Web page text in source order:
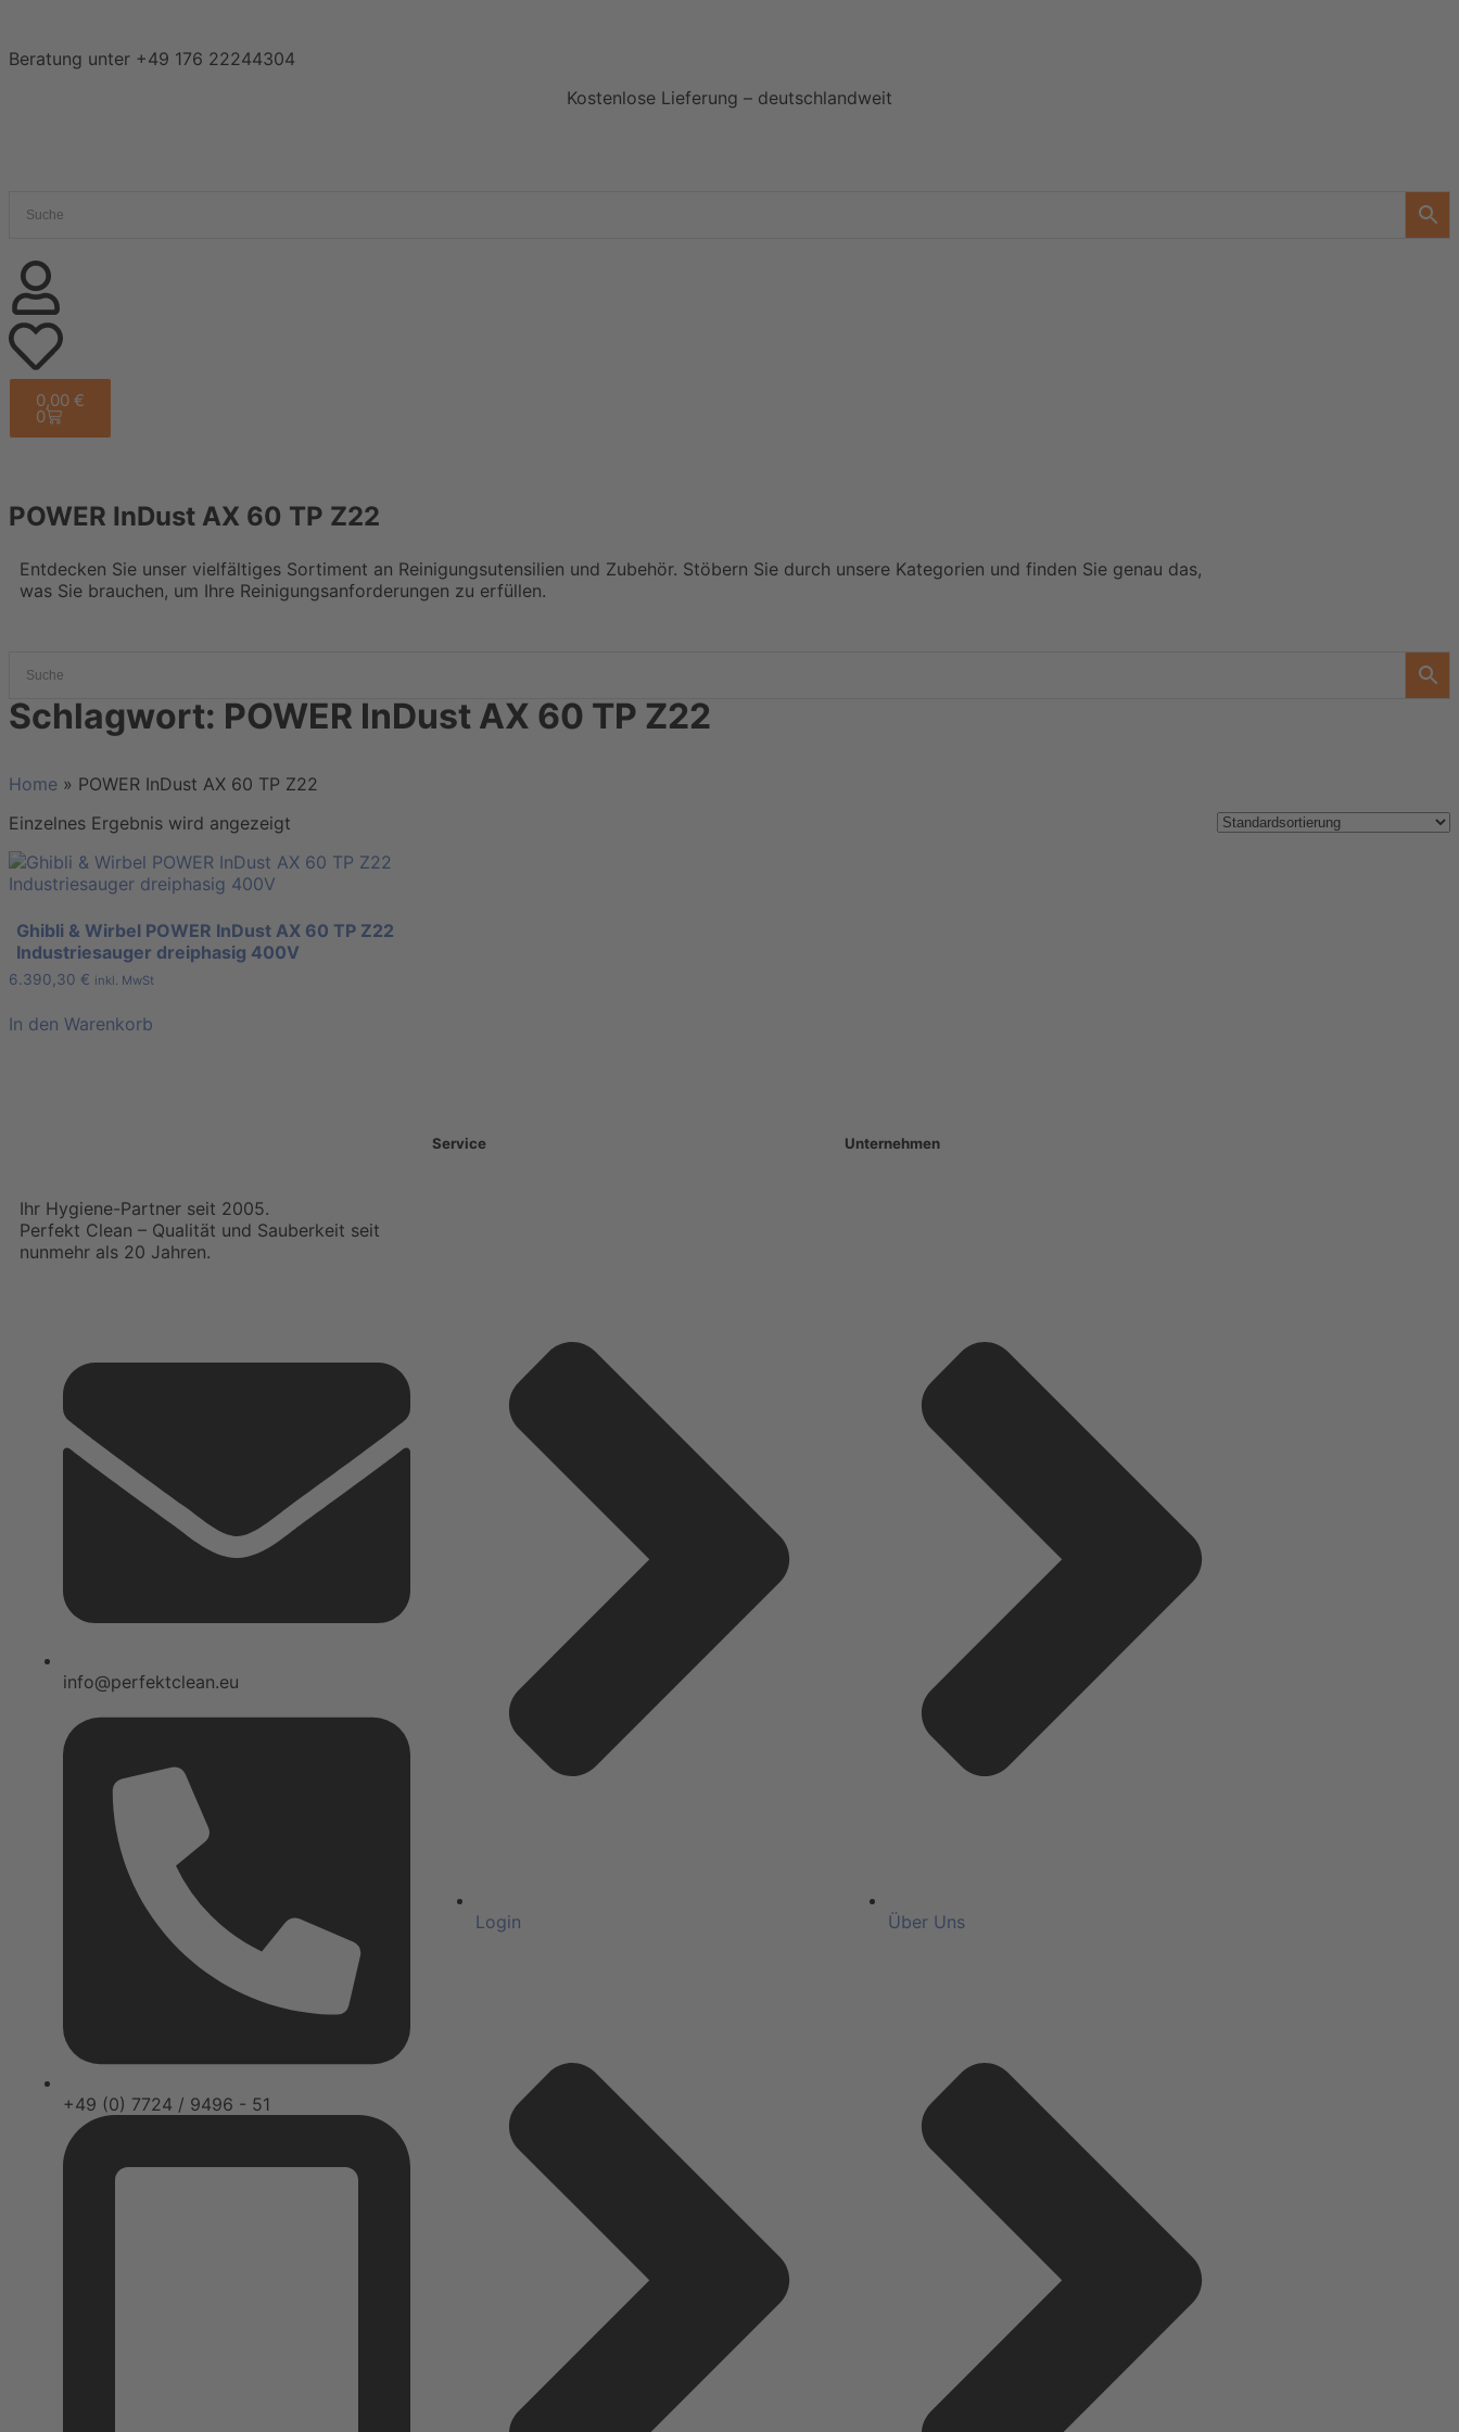
Beratung unter +49 176 22244304
Kostenlose Lieferung – deutschlandweit
0,00 €
0
POWER InDust AX 60 TP Z22
Entdecken Sie unser vielfältiges Sortiment an Reinigungsutensilien und Zubehör. Stöbern Sie durch unsere Kategorien und finden Sie genau das,
was Sie brauchen, um Ihre Reinigungsanforderungen zu erfüllen.
Schlagwort: POWER InDust AX 60 TP Z22
Home » POWER InDust AX 60 TP Z22
Einzelnes Ergebnis wird angezeigt
Ghibli & Wirbel POWER InDust AX 60 TP Z22
Industriesauger dreiphasig 400V
6.390,30 € inkl. MwSt
In den Warenkorb
Ihr Hygiene-Partner seit 2005.
Perfekt Clean – Qualität und Sauberkeit seit
nunmehr als 20 Jahren.
info@perfektclean.eu
+49 (0) 7724 / 9496 - 51
Service
Login
Unternehmen
Über Uns